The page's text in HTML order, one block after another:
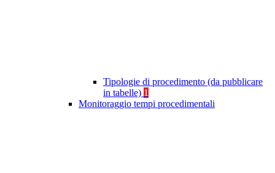
Tipologie di procedimento (da pubblicare
in tabelle) 1
Monitoraggio tempi procedimentali